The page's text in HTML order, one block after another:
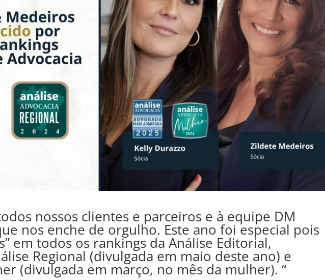
nossos clientes e parceiros e à equipe DM
nos enche de orgulho. Este ano foi especial pois
em todos os rankings da Análise Editorial,
Regional (divulgada em maio deste ano) e
(divulgada em março, no mês da mulher). “